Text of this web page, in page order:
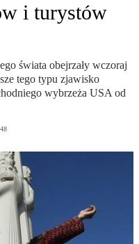
i turystów
świata obejrzały wczoraj
tego typu zjawisko
wybrzeża USA od